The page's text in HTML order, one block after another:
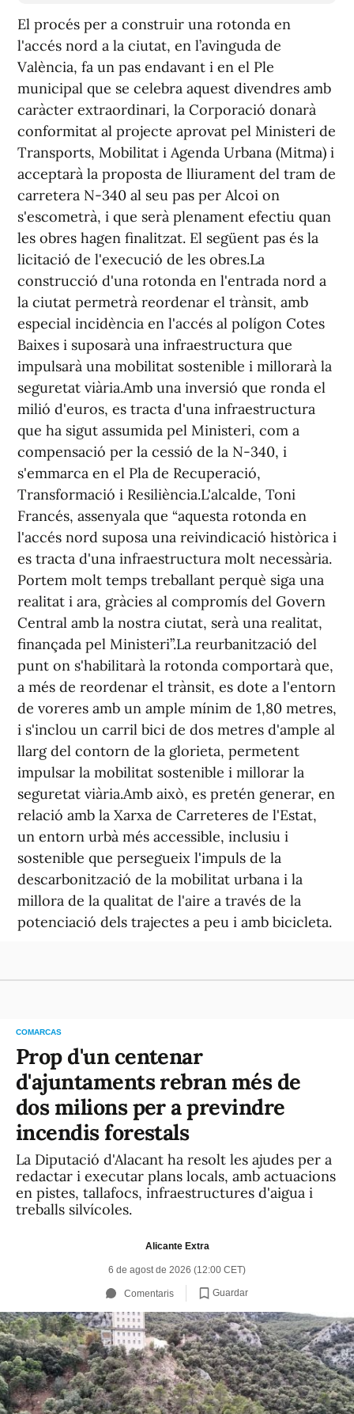
El procés per a construir una rotonda en
l'accés nord a la ciutat, en l’avinguda de
València, fa un pas endavant i en el Ple
municipal que se celebra aquest divendres amb
caràcter extraordinari, la Corporació donarà
conformitat al projecte aprovat pel Ministeri de
Transports, Mobilitat i Agenda Urbana (Mitma) i
acceptarà la proposta de lliurament del tram de
carretera N-340 al seu pas per Alcoi on
s'escometrà, i que serà plenament efectiu quan
les obres hagen finalitzat. El següent pas és la
licitació de l'execució de les obres.La
construcció d'una rotonda en l'entrada nord a
la ciutat permetrà reordenar el trànsit, amb
especial incidència en l'accés al polígon Cotes
Baixes i suposarà una infraestructura que
impulsarà una mobilitat sostenible i millorarà la
seguretat viària.Amb una inversió que ronda el
milió d'euros, es tracta d'una infraestructura
que ha sigut assumida pel Ministeri, com a
compensació per la cessió de la N-340, i
s'emmarca en el Pla de Recuperació,
Transformació i Resiliència.L'alcalde, Toni
Francés, assenyala que “aquesta rotonda en
l'accés nord suposa una reivindicació històrica i
es tracta d'una infraestructura molt necessària.
Portem molt temps treballant perquè siga una
realitat i ara, gràcies al compromís del Govern
Central amb la nostra ciutat, serà una realitat,
finançada pel Ministeri”.La reurbanització del
punt on s'habilitarà la rotonda comportarà que,
a més de reordenar el trànsit, es dote a l'entorn
de voreres amb un ample mínim de 1,80 metres,
i s'inclou un carril bici de dos metres d'ample al
llarg del contorn de la glorieta, permetent
impulsar la mobilitat sostenible i millorar la
seguretat viària.Amb això, es pretén generar, en
relació amb la Xarxa de Carreteres de l'Estat,
un entorn urbà més accessible, inclusiu i
sostenible que persegueix l'impuls de la
descarbonització de la mobilitat urbana i la
millora de la qualitat de l'aire a través de la
potenciació dels trajectes a peu i amb bicicleta.
COMARCAS
Prop d'un centenar
d'ajuntaments rebran més de
dos milions per a previndre
incendis forestals
La Diputació d'Alacant ha resolt les ajudes per a
redactar i executar plans locals, amb actuacions
en pistes, tallafocs, infraestructures d'aigua i
treballs silvícoles.
Alicante Extra
6 de agost de 2026 (12:00 CET)
Comentaris Guardar